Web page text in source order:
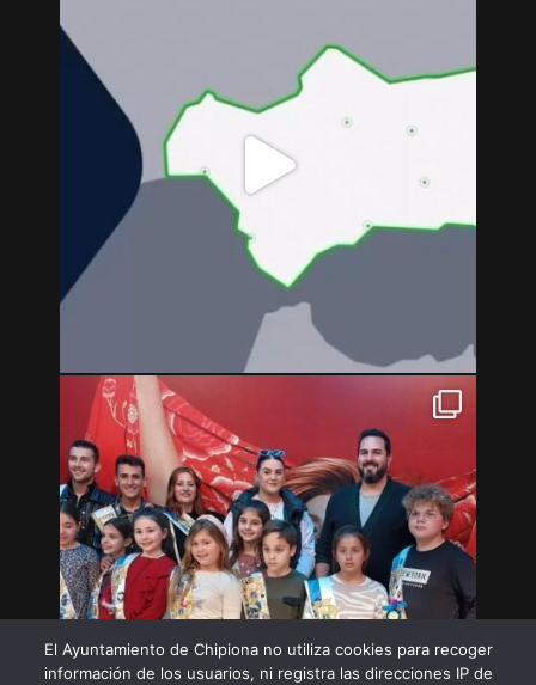
El Ayuntamiento de Chipiona no utiliza cookies para recoger
información de los usuarios, ni registra las direcciones IP de